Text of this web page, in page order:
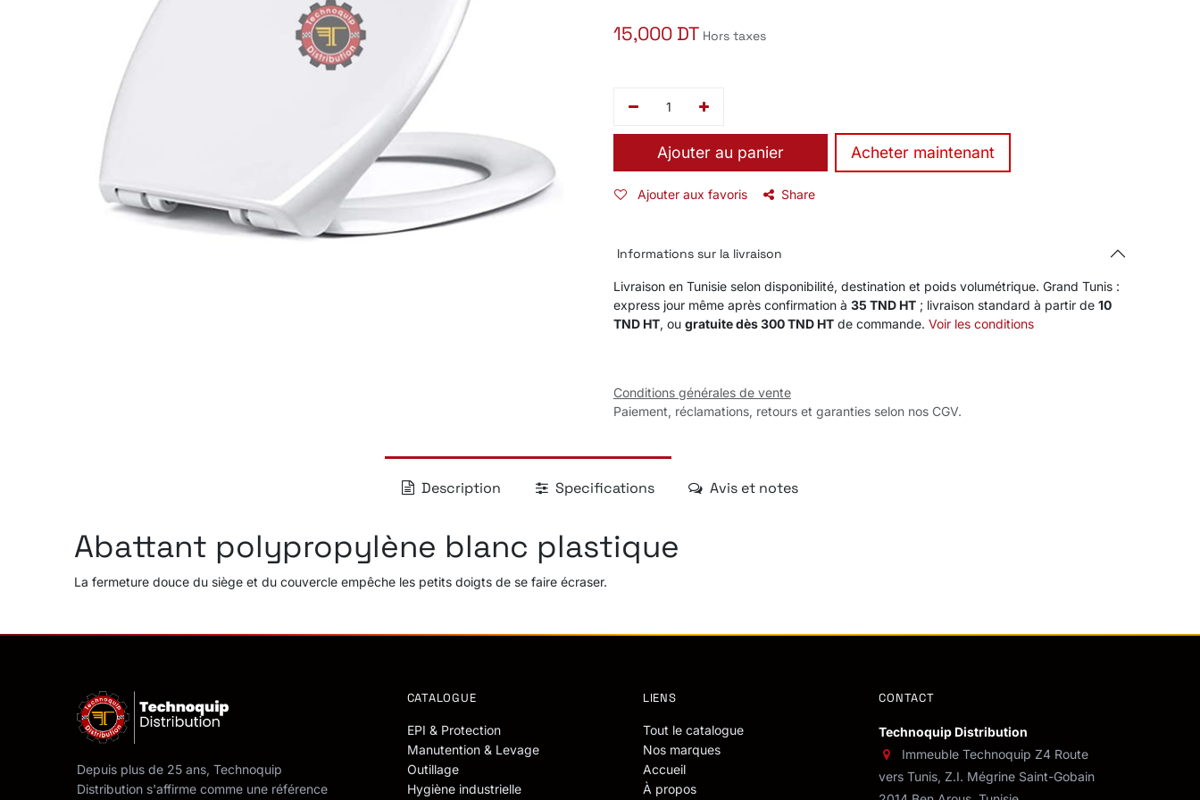
15,000 DT Hors taxes
Ajouter au panier ​Acheter maintenant
Ajouter aux favoris Share
Informations sur la livraison
Livraison en Tunisie selon disponibilité, destination et poids volumétrique. Grand Tunis :
express jour même après confirmation à 35 TND HT ; livraison standard à partir de 10
TND HT, ou gratuite dès 300 TND HT de commande. Voir les conditions
Conditions générales de vente
Paiement, réclamations, retours et garanties selon nos CGV.
Description Specifications Avis et notes
Abattant polypropylène blanc plastique
La fermeture douce du siège et du couvercle empêche les petits doigts de se faire écraser.
Depuis plus de 25 ans, Technoquip
Distribution s'affirme comme une référence
CATALOGUE
EPI & Protection
Manutention & Levage
Outillage
Hygiène industrielle
LIENS
Tout le catalogue
Nos marques
Accueil
À propos
CONTACT
Technoquip Distribution
Immeuble Technoquip Z4 Route
vers Tunis, Z.I. Mégrine Saint-Gobain